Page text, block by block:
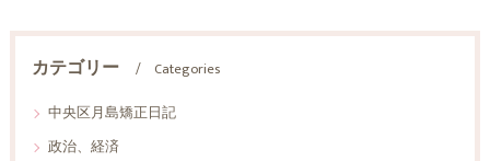
カテゴリー
Categories
中央区月島矯正日記
政治、経済